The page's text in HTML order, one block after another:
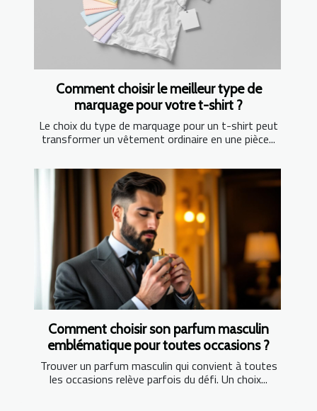
Comment choisir le meilleur type de
marquage pour votre t-shirt ?
Le choix du type de marquage pour un t-shirt peut
transformer un vêtement ordinaire en une pièce...
Comment choisir son parfum masculin
emblématique pour toutes occasions ?
Trouver un parfum masculin qui convient à toutes
les occasions relève parfois du défi. Un choix...